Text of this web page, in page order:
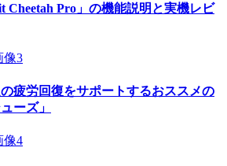
Cheetah Pro」の機能説明と実機レビ
疲労回復をサポートするおススメの
ーズ」